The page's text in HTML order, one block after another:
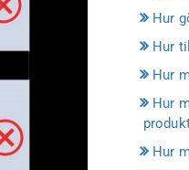
Hur
Hur
Hur
Hur
Hur